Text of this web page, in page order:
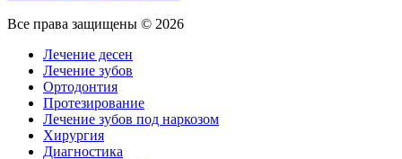
Все права защищены © 2026
Лечение десен
Лечение зубов
Ортодонтия
Протезирование
Лечение зубов под наркозом
Хирургия
Диагностика